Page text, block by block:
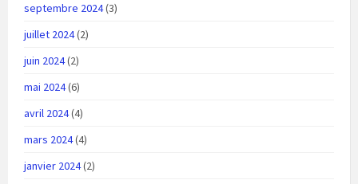
septembre 2024(3)
juillet 2024(2)
juin 2024(2)
mai 2024(6)
avril 2024(4)
mars 2024(4)
janvier 2024(2)